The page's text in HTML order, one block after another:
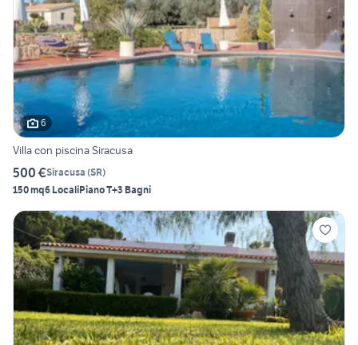
6
Villa con piscina Siracusa
500 €Siracusa (SR)
150 mq6 LocaliPiano T+3 Bagni